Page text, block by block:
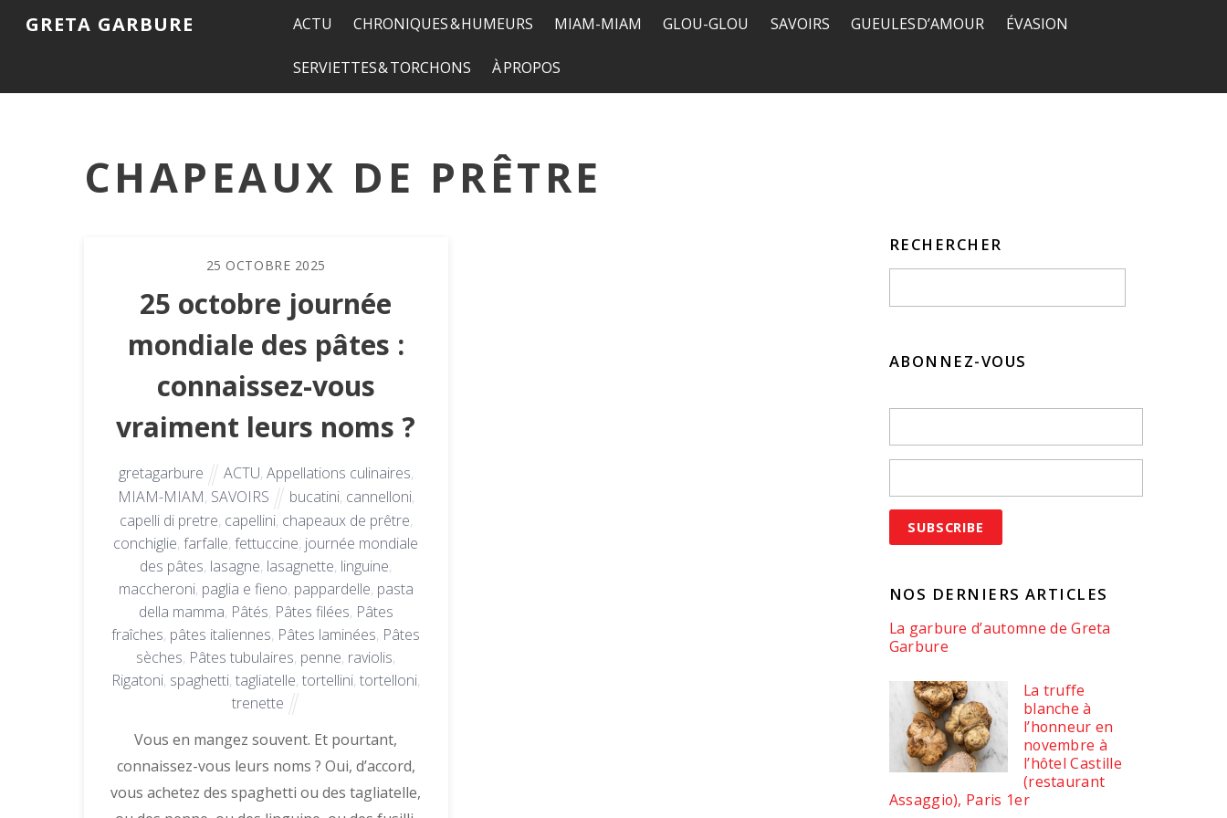
GRETA GARBURE ACTU CHRONIQUES & HUMEURS MIAM-MIAM GLOU-GLOU SAVOIRS GUEULES D’AMOUR ÉVASION
SERVIETTES & TORCHONS À PROPOS
CHAPEAUX DE PRÊTRE
25 OCTOBRE 2025
25 octobre journée
mondiale des pâtes :
connaissez-vous
vraiment leurs noms ?
gretagarbure ACTU,Appellations culinaires,
MIAM-MIAM, SAVOIRS bucatini, cannelloni,
capelli di pretre, capellini, chapeaux de prêtre,
conchiglie,farfalle,fettuccine, journée mondiale
des pâtes, lasagne, lasagnette, linguine,
maccheroni, paglia e fieno, pappardelle, pasta
della mamma, Pâtés, Pâtes filées, Pâtes
fraîches, pâtes italiennes, Pâtes laminées, Pâtes
sèches, Pâtes tubulaires, penne, raviolis,
Rigatoni, spaghetti,tagliatelle,tortellini,tortelloni,
trenette
Vous en mangez souvent. Et pourtant,
connaissez-vous leurs noms ? Oui, d’accord,
vous achetez des spaghetti ou des tagliatelle,
RECHERCHER
ABONNEZ-VOUS
NOS DERNIERS ARTICLES
La garbure d’automne de Greta
Garbure
La truffe
blanche à
l’honneur en
novembre à
l’hôtel Castille
(restaurant
Assaggio), Paris 1er